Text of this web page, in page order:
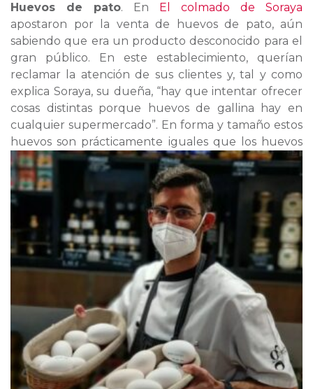
Huevos de pato. En El colmado de Soraya
apostaron por la venta de huevos de pato, aún
sabiendo que era un producto desconocido para el
gran público. En este establecimiento, querían
reclamar la atención de sus clientes y, tal y como
explica Soraya, su dueña, “hay que intentar ofrecer
cosas distintas porque huevos de gallina hay en
cualquier supermercado”. En forma y tamaño estos
huevos son prácticamente iguales que los huevos